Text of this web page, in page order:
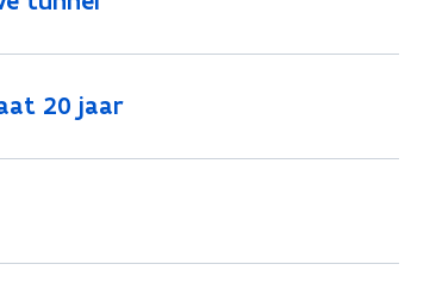
20 jaar